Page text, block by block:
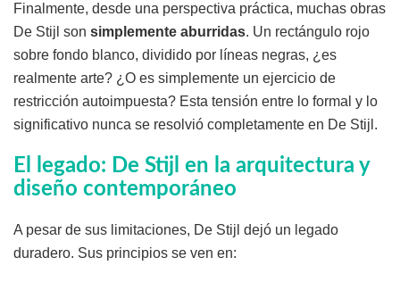
Finalmente, desde una perspectiva práctica, muchas obras
De Stijl son simplemente aburridas. Un rectángulo rojo
sobre fondo blanco, dividido por líneas negras, ¿es
realmente arte? ¿O es simplemente un ejercicio de
restricción autoimpuesta? Esta tensión entre lo formal y lo
significativo nunca se resolvió completamente en De Stijl.
El legado: De Stijl en la arquitectura y
diseño contemporáneo
A pesar de sus limitaciones, De Stijl dejó un legado
duradero. Sus principios se ven en: